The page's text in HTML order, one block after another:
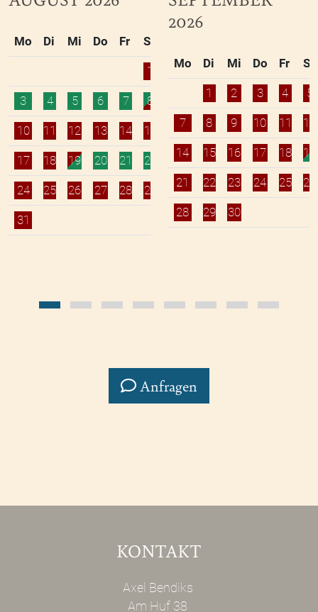
Mo Di Mi Do Fr Sa
1 2
3 4 5 6 7 8
10 11 12 13 14 15 16
17 18 19 20 21 22 23
24 25 26 27 28 29 30
31
2026
Mo Di Mi Do Fr Sa
1 2 3 4 5
7 8 9 10 11 12
14 15 16 17 18 19
21 22 23 24 25 26
28 29 30
Anfragen
KONTAKT
Axel Bendiks
Am Huf 38